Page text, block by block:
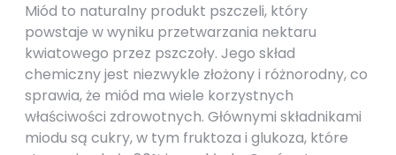
Miód to naturalny produkt pszczeli, który
powstaje w wyniku przetwarzania nektaru
kwiatowego przez pszczoły. Jego skład
chemiczny jest niezwykle złożony i różnorodny, co
sprawia, że miód ma wiele korzystnych
właściwości zdrowotnych. Głównymi składnikami
miodu są cukry, w tym fruktoza i glukoza, które